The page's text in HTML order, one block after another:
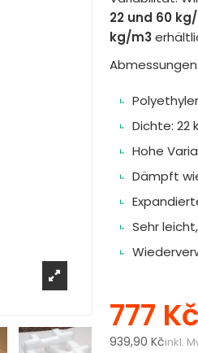
22 und 60
kg/m3
Dichte: 22
Hohe
Dämpft
Sehr
777 Kč
939,90 Kčinkl.